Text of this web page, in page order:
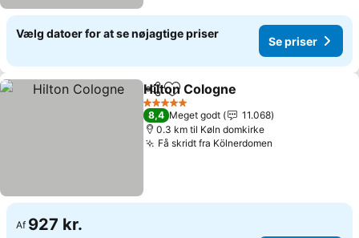
Vælg datoer for at se nøjagtige priser
Se priser
Del Føj til favoritter
Hilton Cologne
5 Stjerner
8,4 Meget godt
11.068
0.3 km til Køln domkirke
Få skridt fra Kölnerdomen
Af 927 kr.